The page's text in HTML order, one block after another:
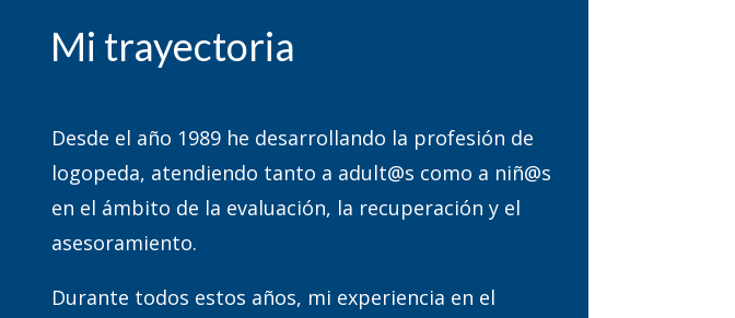
Mi trayectoria
Desde el año 1989 he desarrollando la profesión de
logopeda, atendiendo tanto a adult@s como a niñ@s
en el ámbito de la evaluación, la recuperación y el
asesoramiento.
Durante todos estos años, mi experiencia en el